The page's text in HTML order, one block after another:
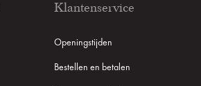
Klantenservice
Openingstijden
Bestellen en betalen